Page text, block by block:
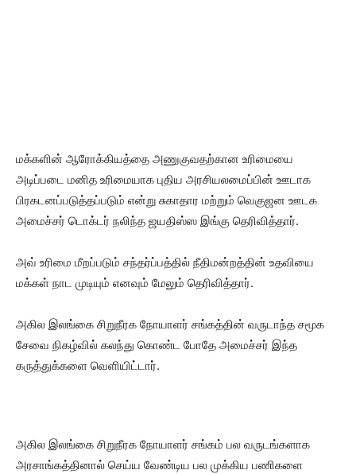
மக்களின் ஆரோக்கியத்தை அணுகுவதற்கான உரிமையை
அடிப்படை மனித உரிமையாக புதிய அரசியலமைப்பின் ஊடாக
பிரகடனப்படுத்தப்படும் என்று சுகாதார மற்றும் வெகுஜன ஊடக
அமைச்சர் டொக்டர் நலிந்த ஜயதிஸ்ஸ இங்கு தெரிவித்தார்.
அவ் உரிமை மீறப்படும் சந்தர்ப்பத்தில் நீதிமன்றத்தின் உதவியை
மக்கள் நாட முடியும் எனவும் மேலும் தெரிவித்தார்.
அகில இலங்கை சிறுநீரக நோயாளர் சங்கத்தின் வருடாந்த சமூக
சேவை நிகழ்வில் கலந்து கொண்ட போதே அமைச்சர் இந்த
கருத்துக்களை வெளியிட்டார்.
அகில இலங்கை சிறுநீரக நோயாளர் சங்கம் பல வருடங்களாக
அரசாங்கத்தினால் செய்ய வேண்டிய பல முக்கிய பணிகளை